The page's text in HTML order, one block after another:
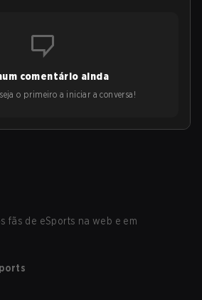
comentário ainda
o primeiro a iniciar a conversa!
fãs de eSports na web e em